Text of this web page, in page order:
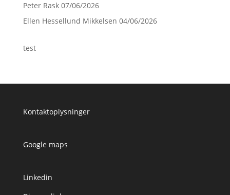
Peter Rask 07/06/2026
Ellen Hessellund Mikkelsen 04/06/2026
test
Kontaktoplysninger
Google maps
Linkedin